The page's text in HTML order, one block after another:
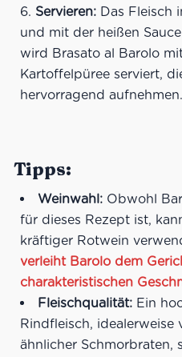
Servieren:Das Fleisch
und mit der heißen
wird Brasato al Barolo
Kartoffelpüree serviert,
hervorragend aufnehmen.
Tipps:
Weinwahl:Obwohl
für dieses Rezept ist,
kräftiger Rotwein
verleiht Barolo dem
charakteristischen
Fleischqualität:Ein
Rindfleisch, idealerweise
ähnlicher Schmorbraten,